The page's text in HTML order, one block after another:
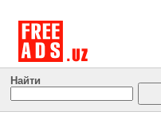
Найти